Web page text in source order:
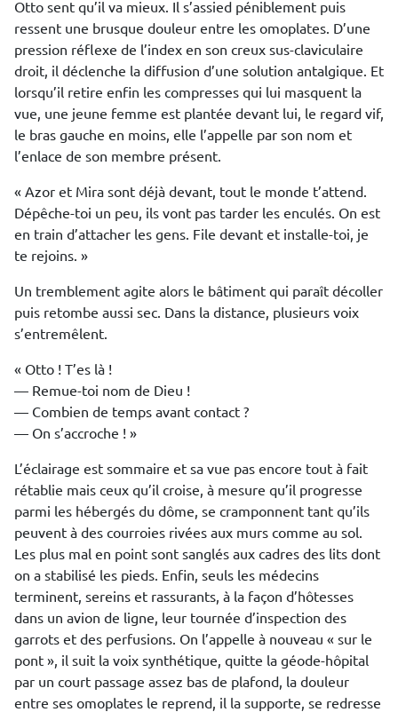
Otto sent qu’il va mieux. Il s’assied péniblement puis
ressent une brusque douleur entre les omoplates. D’une
pression réflexe de l’index en son creux sus-claviculaire
droit, il déclenche la diffusion d’une solution antalgique. Et
lorsqu’il retire enfin les compresses qui lui masquent la
vue, une jeune femme est plantée devant lui, le regard vif,
le bras gauche en moins, elle l’appelle par son nom et
l’enlace de son membre présent.
« Azor et Mira sont déjà devant, tout le monde t’attend.
Dépêche-toi un peu, ils vont pas tarder les enculés. On est
en train d’attacher les gens. File devant et installe-toi, je
te rejoins. »
Un tremblement agite alors le bâtiment qui paraît décoller
puis retombe aussi sec. Dans la distance, plusieurs voix
s’entremêlent.
« Otto ! T’es là !
— Remue-toi nom de Dieu !
— Combien de temps avant contact ?
— On s’accroche ! »
L’éclairage est sommaire et sa vue pas encore tout à fait
rétablie mais ceux qu’il croise, à mesure qu’il progresse
parmi les hébergés du dôme, se cramponnent tant qu’ils
peuvent à des courroies rivées aux murs comme au sol.
Les plus mal en point sont sanglés aux cadres des lits dont
on a stabilisé les pieds. Enfin, seuls les médecins
terminent, sereins et rassurants, à la façon d’hôtesses
dans un avion de ligne, leur tournée d’inspection des
garrots et des perfusions. On l’appelle à nouveau « sur le
pont », il suit la voix synthétique, quitte la géode-hôpital
par un court passage assez bas de plafond, la douleur
entre ses omoplates le reprend, il la supporte, se redresse